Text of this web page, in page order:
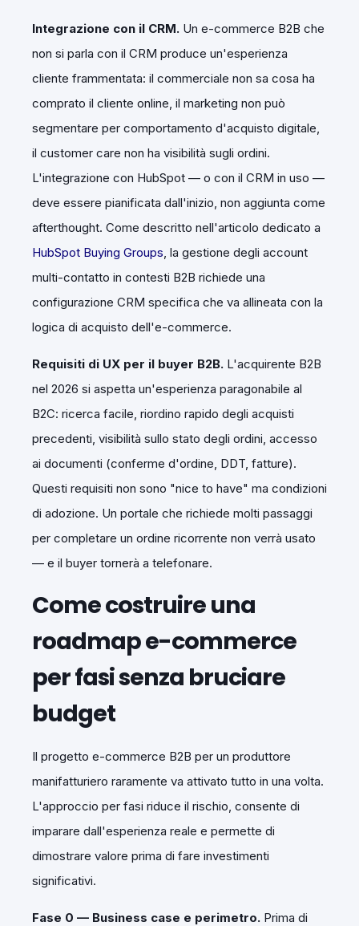
Integrazione con il CRM. Un e-commerce B2B che
non si parla con il CRM produce un'esperienza
cliente frammentata: il commerciale non sa cosa ha
comprato il cliente online, il marketing non può
segmentare per comportamento d'acquisto digitale,
il customer care non ha visibilità sugli ordini.
L'integrazione con HubSpot — o con il CRM in uso —
deve essere pianificata dall'inizio, non aggiunta come
afterthought. Come descritto nell'articolo dedicato a
HubSpot Buying Groups , la gestione degli account
multi-contatto in contesti B2B richiede una
configurazione CRM specifica che va allineata con la
logica di acquisto dell'e-commerce.
Requisiti di UX per il buyer B2B. L'acquirente B2B
nel 2026 si aspetta un'esperienza paragonabile al
B2C: ricerca facile, riordino rapido degli acquisti
precedenti, visibilità sullo stato degli ordini, accesso
ai documenti (conferme d'ordine, DDT, fatture).
Questi requisiti non sono "nice to have" ma condizioni
di adozione. Un portale che richiede molti passaggi
per completare un ordine ricorrente non verrà usato
— e il buyer tornerà a telefonare.
Come costruire una
roadmap e-commerce
per fasi senza bruciare
budget
Il progetto e-commerce B2B per un produttore
manifatturiero raramente va attivato tutto in una volta.
L'approccio per fasi riduce il rischio, consente di
imparare dall'esperienza reale e permette di
dimostrare valore prima di fare investimenti
significativi.
Fase 0 — Business case e perimetro. Prima di